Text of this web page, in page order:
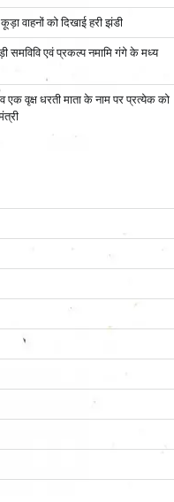
वाहनों को दिखाई हरी झंडी
समविवि एवं प्रकल्प नमामि गंगे के मध्य
एक वृक्ष धरती माता के नाम पर प्रत्येक को